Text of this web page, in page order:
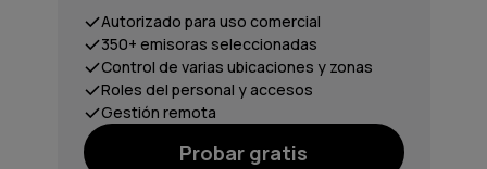
Autorizado para uso comercial
350+ emisoras seleccionadas
Control de varias ubicaciones y zonas
Roles del personal y accesos
Gestión remota
Probar gratis